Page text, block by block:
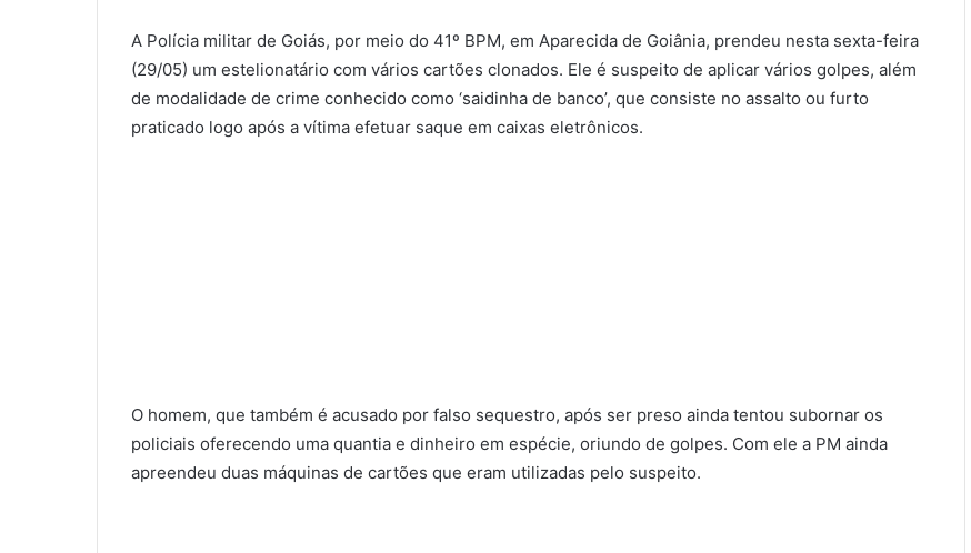
A Polícia militar de Goiás, por meio do 41º BPM, em Aparecida de Goiânia, prendeu nesta sexta-feira
(29/05) um estelionatário com vários cartões clonados. Ele é suspeito de aplicar vários golpes, além
de modalidade de crime conhecido como ‘saidinha de banco’, que consiste no assalto ou furto
praticado logo após a vítima efetuar saque em caixas eletrônicos.
O homem, que também é acusado por falso sequestro, após ser preso ainda tentou subornar os
policiais oferecendo uma quantia e dinheiro em espécie, oriundo de golpes. Com ele a PM ainda
apreendeu duas máquinas de cartões que eram utilizadas pelo suspeito.